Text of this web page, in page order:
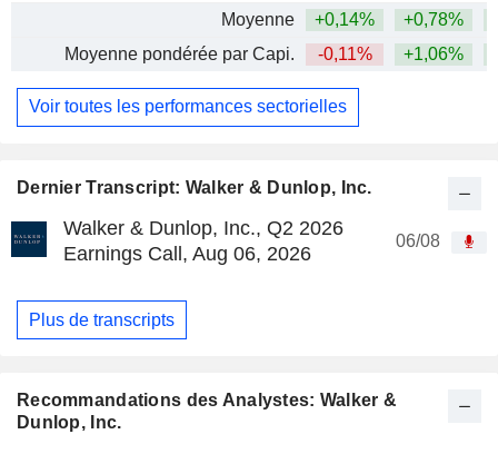
Dernier Transcript: Walker & Dunlop, Inc.
Walker & Dunlop, Inc., Q2 2026
Earnings Call, Aug 06, 2026
06/08
Plus de transcripts
Recommandations des Analystes: Walker &
Dunlop, Inc.
Moyenne
+0,14% +0,78%
Moyenne pondérée par Capi.
-0,11% +1,06%
Voir toutes les performances sectorielles